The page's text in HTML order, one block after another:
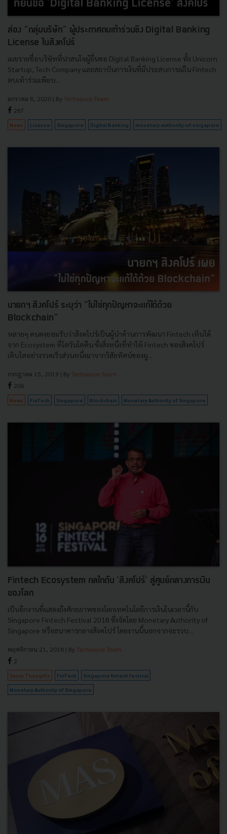
ส่อง “กลุ่มบริษัท” ผู้ประกาศตบเท้าร่วมชิง Digital Banking
License ในสิงคโปร์
เผยรายชื่อบริษัทที่น่าสนใจผู้ยื่นขอ Digital Banking License ทั้ง Unicorn
Startup, Tech Company และสถาบันการเงินที่มีประสบการณ์ใน Fintech
ตบเท้าร่วมเพียบ...
มกราคม 8, 2020 | By Techsauce Team
287
News License Singapore Digital Banking monetary-authority-of-singapore
นายกฯ สิงคโปร์ ระบุว่า “ไม่ใช่ทุกปัญหาจะแก้ได้ด้วย
Blockchain”
หลายๆ คนคงยอมรับว่าสิงคโปร์เป็นผู้นำด้านการพัฒนา Fintech เห็นได้
จาก Ecosystem ที่โตวันโตคืน ซึ่งสิ่งหนึ่งที่ทำให้ Fintech ของสิงคโปร์
เติบโตอย่างรวดเร็วส่วนหนึ่งมาจากวิสัยทัศน์ของผู...
กรกฎาคม 15, 2019 | By Techsauce Team
206
News FinTech Singapore Blockchain Monetary Authority of Singapore
Fintech Ecosystem กลไกดัน 'สิงคโปร์' สู่ศูนย์กลางการเงิน
ของโลก
เป็นอีกงานที่แสดงถึงศักยภาพของโลกเทคโนโลยีการเงินในเวลานี้กับ
Singapore Fintech Festival 2018 ซึ่งจัดโดย Monetary Authority of
Singapore หรือธนาคารกลางสิงคโปร์ โดยงานนี้นอกจากจะรวบ...
พฤศจิกายน 21, 2018 | By Techsauce Team
2
Saucy Thoughts FinTech Singapore fintech festival
Monetary Authority of Singapore